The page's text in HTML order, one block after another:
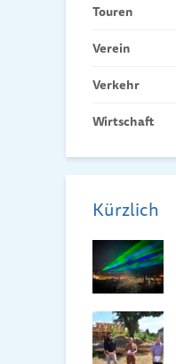
Touren
Verein
Verkehr
Wirtschaft
Kürzlich